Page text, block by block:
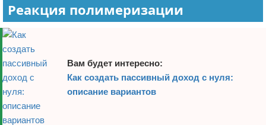
Реакция полимеризации
Вам будет интересно:
Как создать пассивный доход с нуля:
описание вариантов